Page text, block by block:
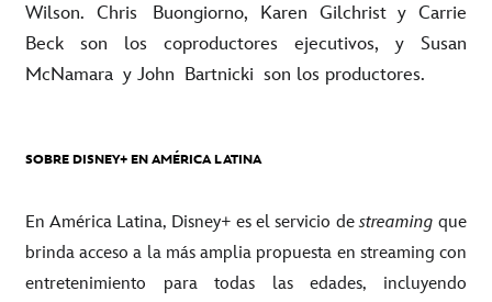
Wilson. Chris
Buongiorno, Karen Gilchrist y Carrie
Beck son los coproductores ejecutivos, y Susan
McNamara y John Bartnicki son los productores.
SOBRE DISNEY+ EN AMÉRICA LATINA
En América Latina, Disney+ es el servicio destreamingque
brinda acceso a la más amplia propuesta en streaming con
entretenimiento para todas las edades, incluyendo